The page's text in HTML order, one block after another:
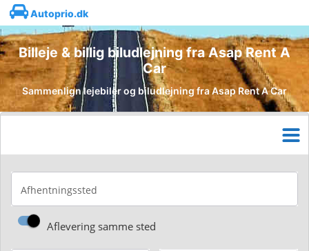
Autoprio.dk
Billeje & billig biludlejning fra Asap Rent A
Car
Sammenlign lejebiler og biludlejning fra Asap Rent A Car
Afhentningssted
Aflevering samme sted